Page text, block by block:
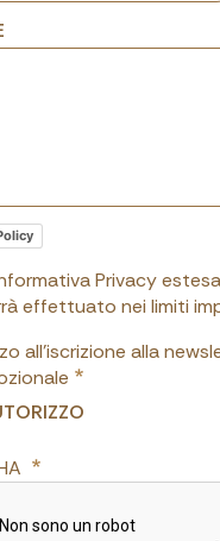
Privacy
effettuato nei limiti
all'iscrizione alla